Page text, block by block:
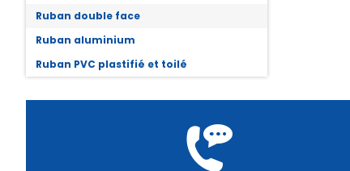
Ruban double face
Ruban aluminium
Ruban PVC plastifié et toilé